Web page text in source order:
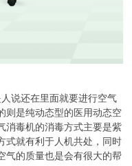
说还在里面就要进行空气
则是纯动态型的医用动态空
消毒机的消毒方式主要是紫
式就有利于人机共处，同时
气的质量也是会有很大的帮